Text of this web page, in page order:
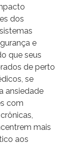
dos
e
que seus
de perto
se
ansiedade
com
mais
aos